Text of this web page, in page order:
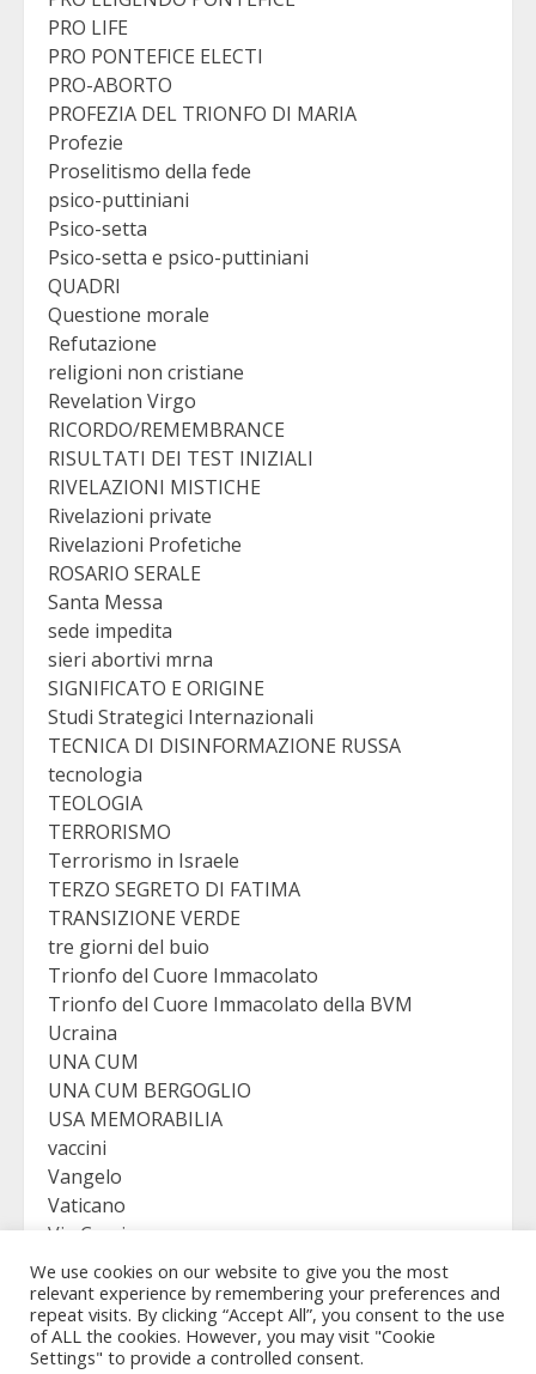
PRO LIFE
PRO PONTEFICE ELECTI
PRO-ABORTO
PROFEZIA DEL TRIONFO DI MARIA
Profezie
Proselitismo della fede
psico-puttiniani
Psico-setta
Psico-setta e psico-puttiniani
QUADRI
Questione morale
Refutazione
religioni non cristiane
Revelation Virgo
RICORDO/REMEMBRANCE
RISULTATI DEI TEST INIZIALI
RIVELAZIONI MISTICHE
Rivelazioni private
Rivelazioni Profetiche
ROSARIO SERALE
Santa Messa
sede impedita
sieri abortivi mrna
SIGNIFICATO E ORIGINE
Studi Strategici Internazionali
TECNICA DI DISINFORMAZIONE RUSSA
tecnologia
TEOLOGIA
TERRORISMO
Terrorismo in Israele
TERZO SEGRETO DI FATIMA
TRANSIZIONE VERDE
tre giorni del buio
Trionfo del Cuore Immacolato
Trionfo del Cuore Immacolato della BVM
Ucraina
UNA CUM
UNA CUM BERGOGLIO
USA MEMORABILIA
vaccini
Vangelo
Vaticano
Via Crucis
VICTORY
Viganò
We use cookies on our website to give you the most
relevant experience by remembering your preferences and
repeat visits. By clicking “Accept All”, you consent to the use
of ALL the cookies. However, you may visit "Cookie
Settings" to provide a controlled consent.